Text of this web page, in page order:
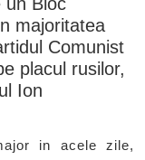
majoritatea
Comunist
placul rusilor,
Ion
in acele zile,